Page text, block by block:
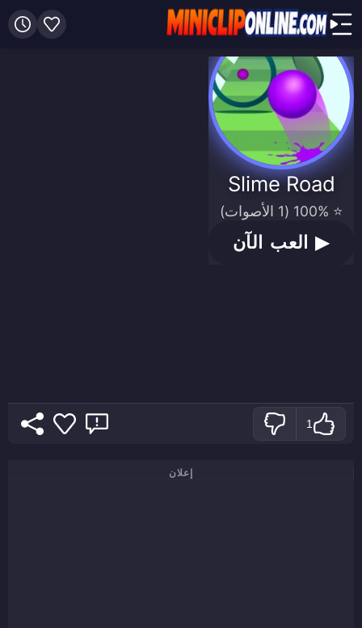
Slime Road
⭐ 100% (1 الأصوات)
▶العب الآن
1
إعلان